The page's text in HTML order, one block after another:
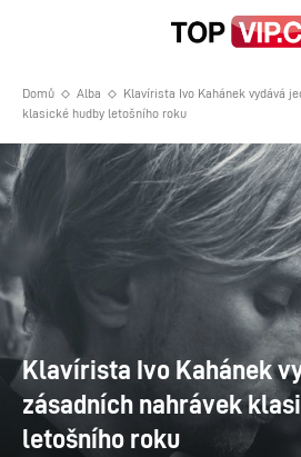
Domů Alba
Klavírista Ivo Kahánek vydává
klasické hudby letošního roku
Klavírista Ivo Kahánek
zásadních nahrávek
letošního roku